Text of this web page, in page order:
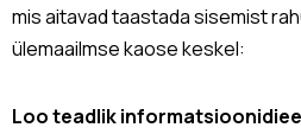
mis aitavad taastada sisemist
ülemaailmse kaose keskel:
Loo teadlik